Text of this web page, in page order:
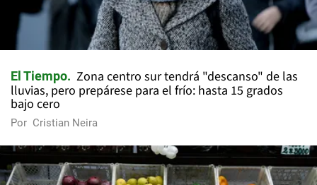
El Tiempo
Zona centro sur tendrá "descanso" de las
lluvias, pero prepárese para el frío: hasta 15 grados
bajo cero
Por Cristian Neira